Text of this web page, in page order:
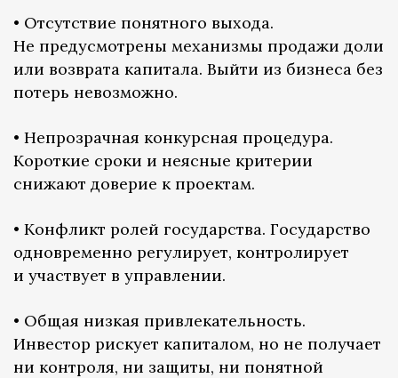
• Отсутствие понятного выхода.
Не предусмотрены механизмы продажи доли
или возврата капитала. Выйти из бизнеса без
потерь невозможно.
• Непрозрачная конкурсная процедура.
Короткие сроки и неясные критерии
снижают доверие к проектам.
• Конфликт ролей государства. Государство
одновременно регулирует, контролирует
и участвует в управлении.
• Общая низкая привлекательность.
Инвестор рискует капиталом, но не получает
ни контроля, ни защиты, ни понятной